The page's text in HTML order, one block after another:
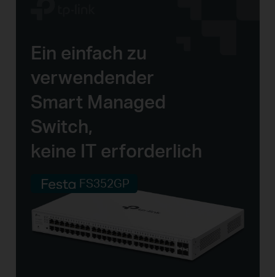
Ein einfach zu
verwendender
Smart Managed
Switch,
keine IT erforderlich
FS352GP